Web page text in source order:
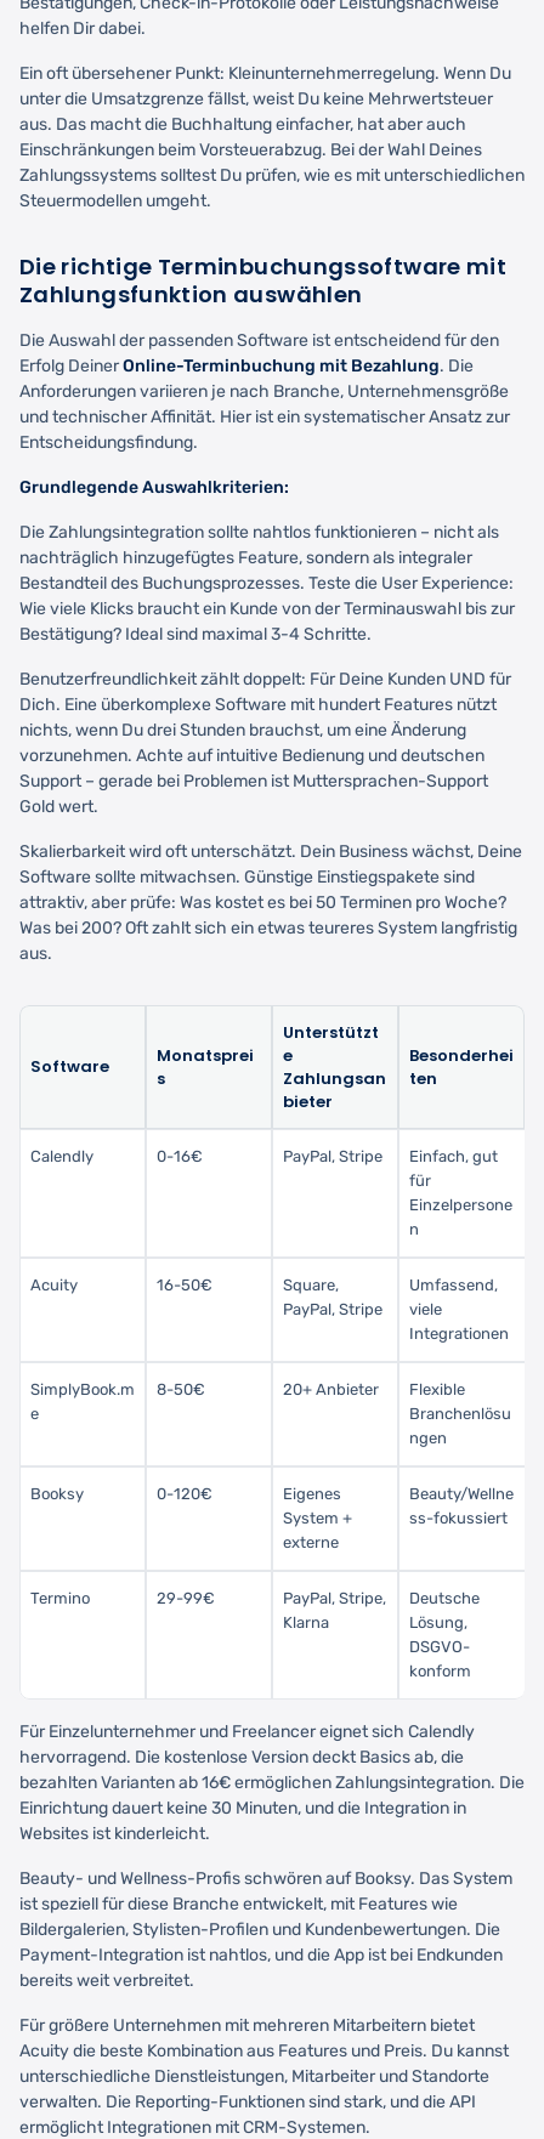
helfen Dir dabei.
Ein oft übersehener Punkt: Kleinunternehmerregelung. Wenn Du
unter die Umsatzgrenze fällst, weist Du keine Mehrwertsteuer
aus. Das macht die Buchhaltung einfacher, hat aber auch
Einschränkungen beim Vorsteuerabzug. Bei der Wahl Deines
Zahlungssystems solltest Du prüfen, wie es mit unterschiedlichen
Steuermodellen umgeht.
Die richtige Terminbuchungssoftware mit
Zahlungsfunktion auswählen
Die Auswahl der passenden Software ist entscheidend für den
Erfolg DeinerOnline-Terminbuchung mit Bezahlung. Die
Anforderungen variieren je nach Branche, Unternehmensgröße
und technischer Affinität. Hier ist ein systematischer Ansatz zur
Entscheidungsfindung.
Grundlegende Auswahlkriterien:
Die Zahlungsintegration sollte nahtlos funktionieren – nicht als
nachträglich hinzugefügtes Feature, sondern als integraler
Bestandteil des Buchungsprozesses. Teste die User Experience:
Wie viele Klicks braucht ein Kunde von der Terminauswahl bis zur
Bestätigung? Ideal sind maximal 3-4 Schritte.
Benutzerfreundlichkeit zählt doppelt: Für Deine Kunden UND für
Dich. Eine überkomplexe Software mit hundert Features nützt
nichts, wenn Du drei Stunden brauchst, um eine Änderung
vorzunehmen. Achte auf intuitive Bedienung und deutschen
Support – gerade bei Problemen ist Muttersprachen-Support
Gold wert.
Skalierbarkeit wird oft unterschätzt. Dein Business wächst, Deine
Software sollte mitwachsen. Günstige Einstiegspakete sind
attraktiv, aber prüfe: Was kostet es bei 50 Terminen pro Woche?
Was bei 200? Oft zahlt sich ein etwas teureres System langfristig
aus.
Software
Monatsprei
s
Unterstützt
e
Zahlungsan
bieter
Besonderhei
ten
Calendly 0-16€ PayPal, Stripe
Einfach, gut
für
Einzelpersone
n
Acuity 16-50€
Square,
PayPal, Stripe
Umfassend,
viele
Integrationen
SimplyBook.m
e
8-50€ 20+ Anbieter
Flexible
Branchenlösu
ngen
Booksy 0-120€
Eigenes
System +
externe
Beauty/Wellne
ss-fokussiert
Termino 29-99€
PayPal, Stripe,
Klarna
Deutsche
Lösung,
DSGVO-
konform
Für Einzelunternehmer und Freelancer eignet sich Calendly
hervorragend. Die kostenlose Version deckt Basics ab, die
bezahlten Varianten ab 16€ ermöglichen Zahlungsintegration. Die
Einrichtung dauert keine 30 Minuten, und die Integration in
Websites ist kinderleicht.
Beauty- und Wellness-Profis schwören auf Booksy. Das System
ist speziell für diese Branche entwickelt, mit Features wie
Bildergalerien, Stylisten-Profilen und Kundenbewertungen. Die
Payment-Integration ist nahtlos, und die App ist bei Endkunden
bereits weit verbreitet.
Für größere Unternehmen mit mehreren Mitarbeitern bietet
Acuity die beste Kombination aus Features und Preis. Du kannst
unterschiedliche Dienstleistungen, Mitarbeiter und Standorte
verwalten. Die Reporting-Funktionen sind stark, und die API
ermöglicht Integrationen mit CRM-Systemen.